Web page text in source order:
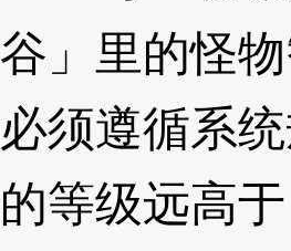
谷」里的怪
必须遵循系
的等级远高